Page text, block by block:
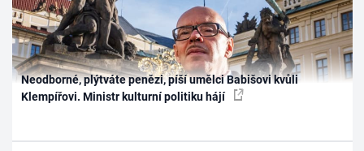
Neodborné, plýtváte penězi, píší umělci Babišovi kvůli
Klempířovi. Ministr kulturní politiku hájí